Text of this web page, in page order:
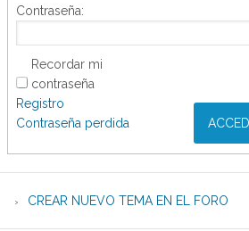
Contraseña:
Recordar mi
contraseña
Registro
Contraseña perdida
CREAR NUEVO TEMA EN EL FORO